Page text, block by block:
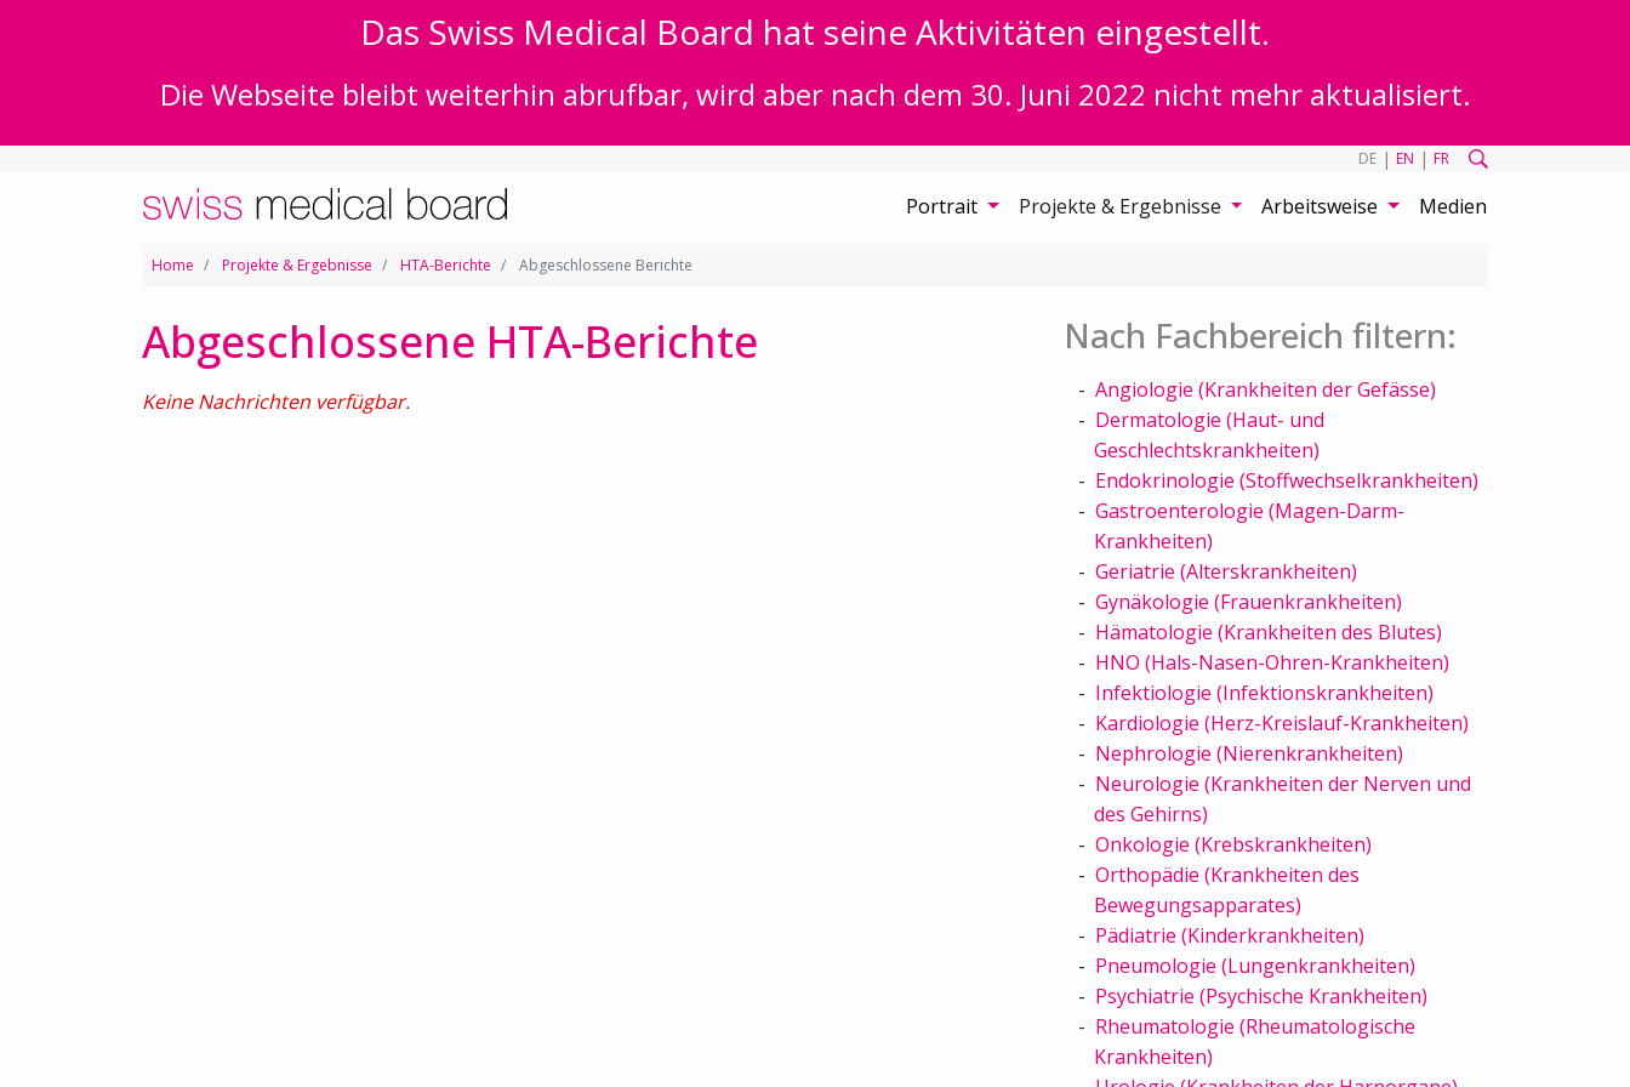
Das Swiss Medical Board hat seine Aktivitäten eingestellt.
Die Webseite bleibt weiterhin abrufbar, wird aber nach dem 30. Juni 2022 nicht mehr aktualisiert.
DE | EN | FR
Portrait Projekte & Ergebnisse Arbeitsweise Medien
Home Projekte & Ergebnisse HTA-Berichte Abgeschlossene Berichte
Abgeschlossene HTA-Berichte
Keine Nachrichten verfügbar.
Nach Fachbereich filtern:
Angiologie (Krankheiten der Gefässe)
Dermatologie (Haut- und
Geschlechtskrankheiten)
Endokrinologie (Stoffwechselkrankheiten)
Gastroenterologie (Magen-Darm-
Krankheiten)
Geriatrie (Alterskrankheiten)
Gynäkologie (Frauenkrankheiten)
Hämatologie (Krankheiten des Blutes)
HNO (Hals-Nasen-Ohren-Krankheiten)
Infektiologie (Infektionskrankheiten)
Kardiologie (Herz-Kreislauf-Krankheiten)
Nephrologie (Nierenkrankheiten)
Neurologie (Krankheiten der Nerven und
des Gehirns)
Onkologie (Krebskrankheiten)
Orthopädie (Krankheiten des
Bewegungsapparates)
Pädiatrie (Kinderkrankheiten)
Pneumologie (Lungenkrankheiten)
Psychiatrie (Psychische Krankheiten)
Rheumatologie (Rheumatologische
Krankheiten)